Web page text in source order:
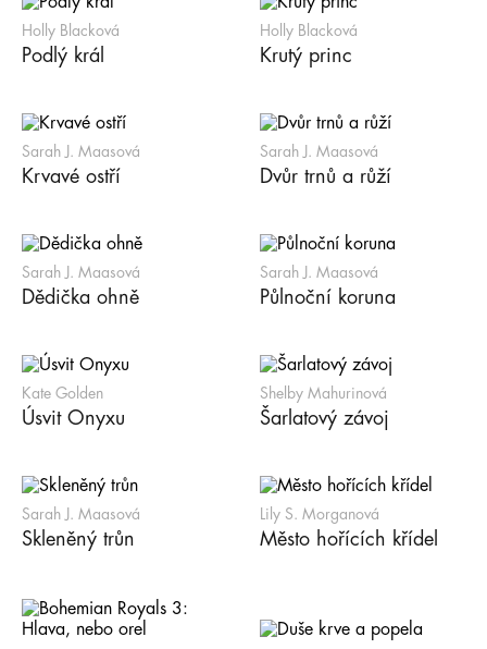
Holly Blacková
Podlý král
Holly Blacková
Krutý princ
Sarah J. Maasová
Krvavé ostří
Sarah J. Maasová
Dvůr trnů a růží
Sarah J. Maasová
Dědička ohně
Sarah J. Maasová
Půlnoční koruna
Kate Golden
Úsvit Onyxu
Shelby Mahurinová
Šarlatový závoj
Sarah J. Maasová
Skleněný trůn
Lily S. Morganová
Město hořících křídel